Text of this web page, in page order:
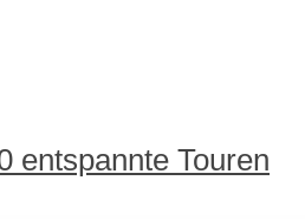
entspannte Touren